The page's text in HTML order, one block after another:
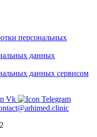
персональных
данных
данных сервисом